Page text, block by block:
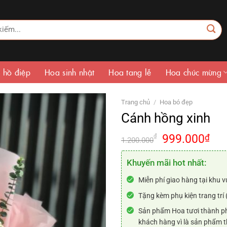
hồ điệp Hoa sinh nhật Hoa tang lễ Hoa chúc mừng
Trang chủ / Hoa bó đẹp
Cánh hồng xinh
1.200.000₫
Giá
gốc
là:
1.200.000₫.
999.000₫Giá
là:
Khuyến mãi hot nhất:
Miễn phí giao hàng tại khu
Tặng kèm phụ kiện trang
Sản phẩm Hoa tươi thành
khách hàng vì là sản phẩm